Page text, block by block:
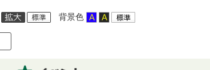
背景色